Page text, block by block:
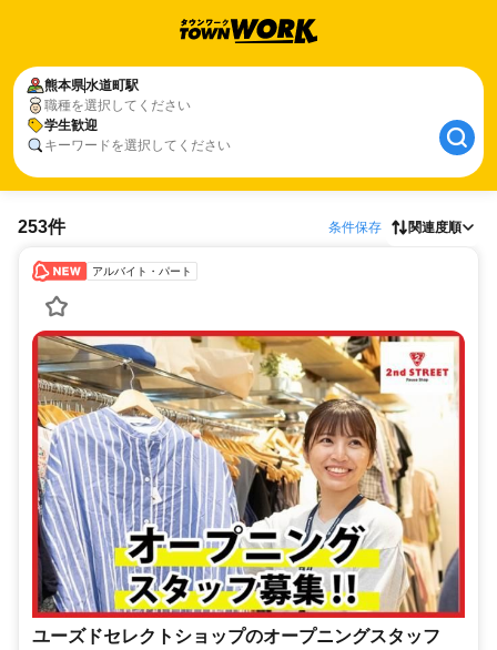
熊本県水道町駅
職種を選択してください
学生歓迎
キーワードを選択してください
253件 条件保存 関連度順
アルバイト・パート
ユーズドセレクトショップのオープニングスタッフ